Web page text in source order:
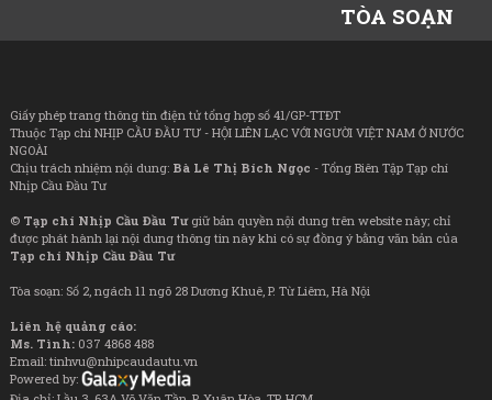
TÒA SOẠN
Giấy phép trang thông tin điện tử tổng hợp số 41/GP-TTĐT
Thuộc Tạp chí NHỊP CẦU ĐẦU TƯ - HỘI LIÊN LẠC VỚI NGƯỜI VIỆT NAM Ở NƯỚC
NGOÀI
Chịu trách nhiệm nội dung: Bà Lê Thị Bích Ngọc - Tổng Biên Tập Tạp chí
Nhịp Cầu Đầu Tư
© Tạp chí Nhịp Cầu Đầu Tưgiữ bản quyền nội dung trên website này; chỉ
được phát hành lại nội dung thông tin này khi có sự đồng ý bằng văn bản của
Tạp chí Nhịp Cầu Đầu Tư
Tòa soạn: Số 2, ngách 11 ngõ 28 Dương Khuê, P. Từ Liêm, Hà Nội
Liên hệ quảng cáo:
Ms. Tình: 037 4868 488
Email: tinhvu@nhipcaudautu.vn
Powered by: